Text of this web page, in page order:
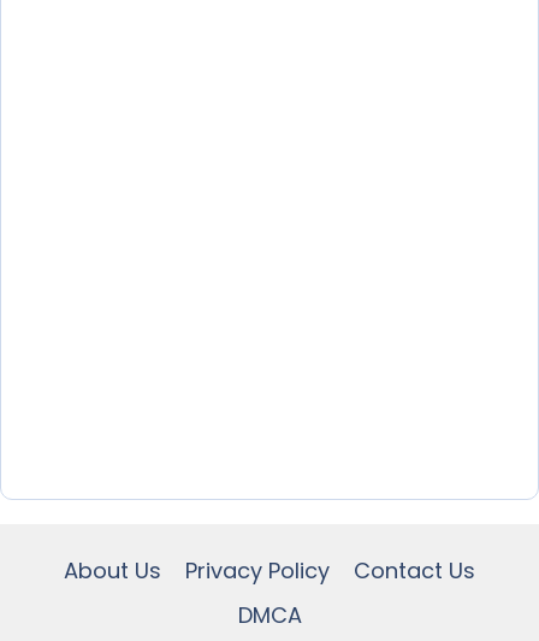
About Us Privacy Policy
Contact Us
DMCA